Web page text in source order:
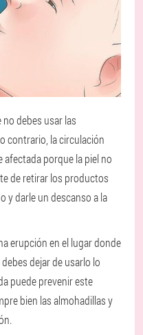
debes usar las
contrario, la circulación
afectada porque la piel no
de retirar los productos
y darle un descanso a la
erupción en el lugar donde
dejar de usarlo lo
puede prevenir este
bien las almohadillas y